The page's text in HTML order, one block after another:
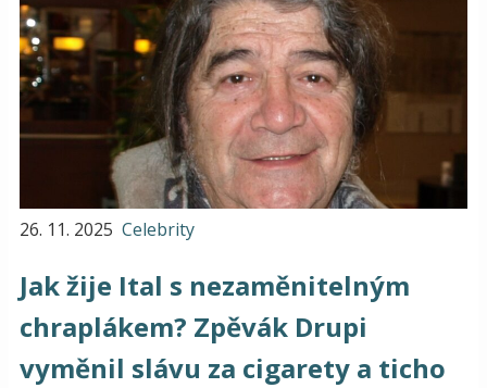
26. 11. 2025 Celebrity
Jak žije Ital s nezaměnitelným
chraplákem? Zpěvák Drupi
vyměnil slávu za cigarety a ticho